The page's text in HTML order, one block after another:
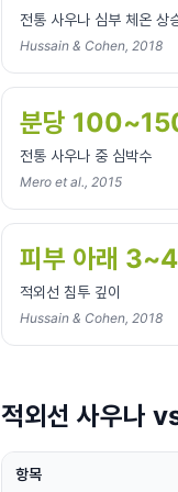
전통 사우나 심부 체온 상
Hussain & Cohen, 2018
분당
전통 사우나 중 심박수
Mero et al., 2015
피부 아래
적외선 침투 깊이
Hussain & Cohen, 2018
적외선 사우나
항목